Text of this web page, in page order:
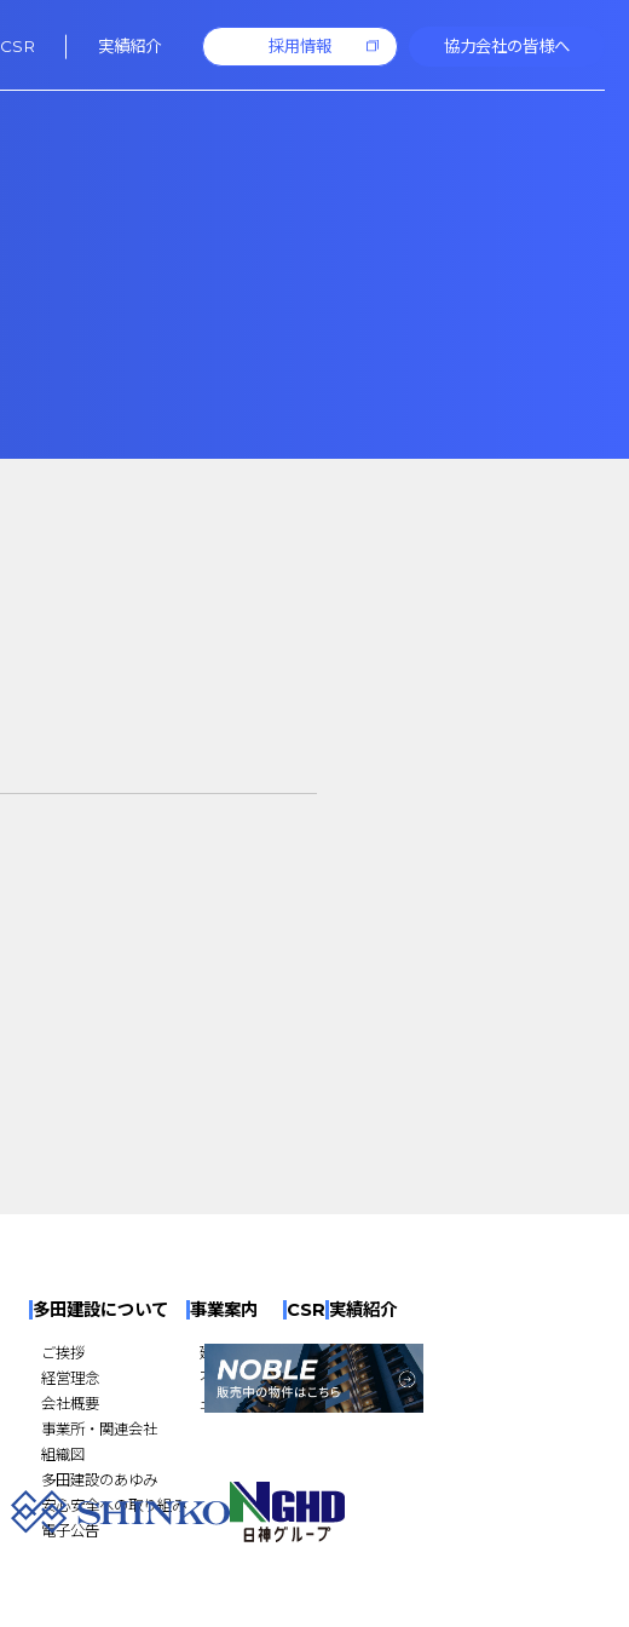
CSR 実績紹介 採用情報 協力会社の皆様へ
多田建設について
ご挨拶
経営理念
会社概要
事業所・関連会社
組織図
多田建設のあゆみ
安心安全への取り組み
電子公告
事業案内
建築工事
不動産開発
土木工事
CSR 実績紹介